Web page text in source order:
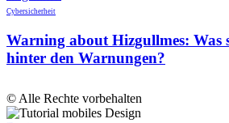
Cybersicherheit
Warning about Hizgullmes: Was
hinter den Warnungen?
© Alle Rechte vorbehalten